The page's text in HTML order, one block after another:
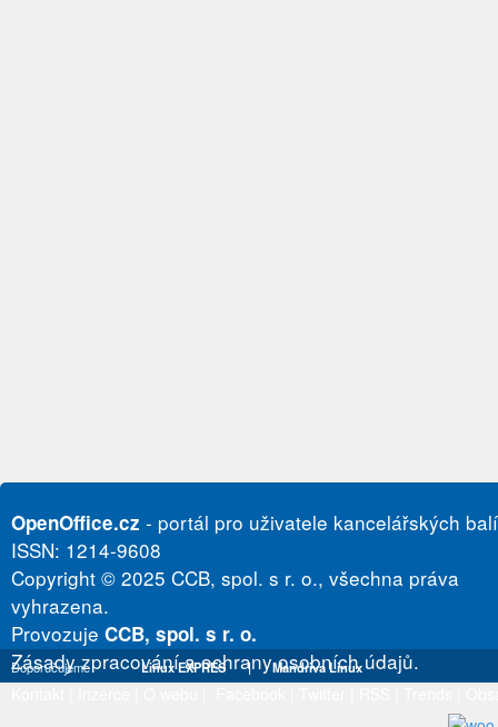
OpenOffice.cz - portál pro uživatele kancelářských
ISSN: 1214-9608
Copyright © 2025 CCB, spol. s r. o., všechna práva
vyhrazena.
Provozuje CCB, spol. s r. o.
Zásady zpracování a ochrany osobních údajů.
Doporučujeme Linux EXPRES | Mandriva Linux